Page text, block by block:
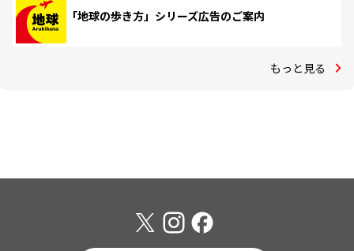
「地球の歩き方」シリーズ広告のご案内
もっと見る